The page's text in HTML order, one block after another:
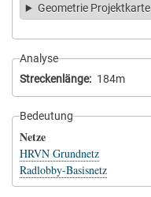
Geometrie Projektkarte
Analyse
Streckenlänge
184m
Bedeutung
Netze
HRVN Grundnetz
Radlobby-Basisnetz